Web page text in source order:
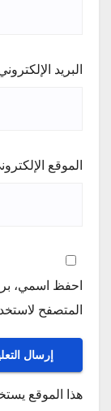
البريد
الموقع
احفظ اسمي،
المتصفح
هذا الموقع